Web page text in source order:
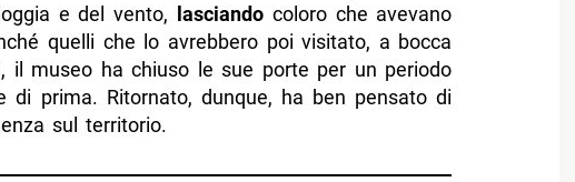
e del vento, lasciando coloro che avevano
quelli che lo avrebbero poi visitato, a bocca
il museo ha chiuso le sue porte per un periodo
di prima. Ritornato, dunque, ha ben pensato di
sul territorio.